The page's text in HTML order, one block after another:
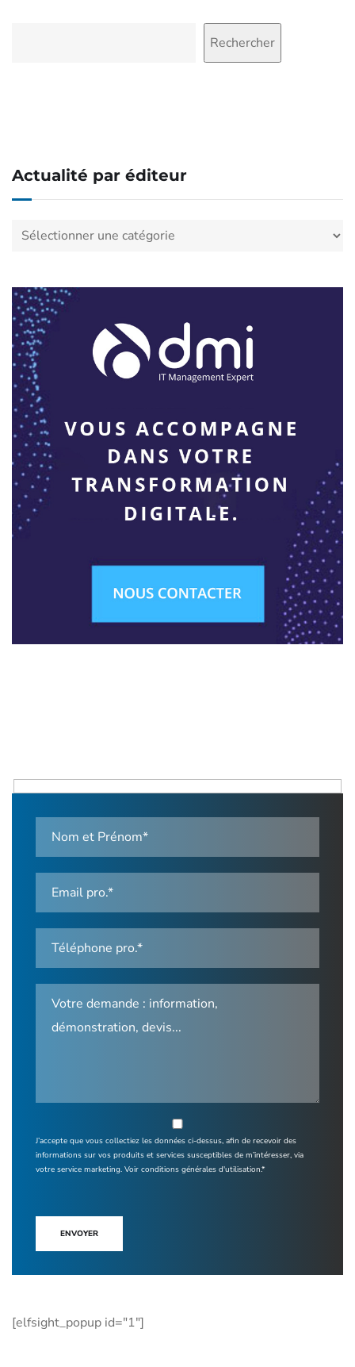
Rechercher
Actualité par éditeur
Actualité
J’accepte que vous collectiez les données ci-dessus, afin de recevoir des
informations sur vos produits et services susceptibles de m’intéresser, via
votre service marketing. Voir conditions générales d'utilisation.*
ENVOYER
[elfsight_popup id="1"]